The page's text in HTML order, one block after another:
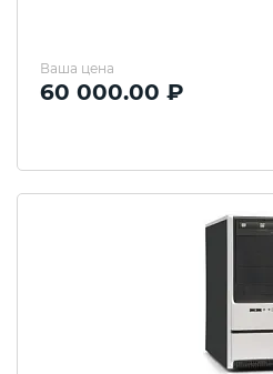
Ваша цена
60 000.00 ₽